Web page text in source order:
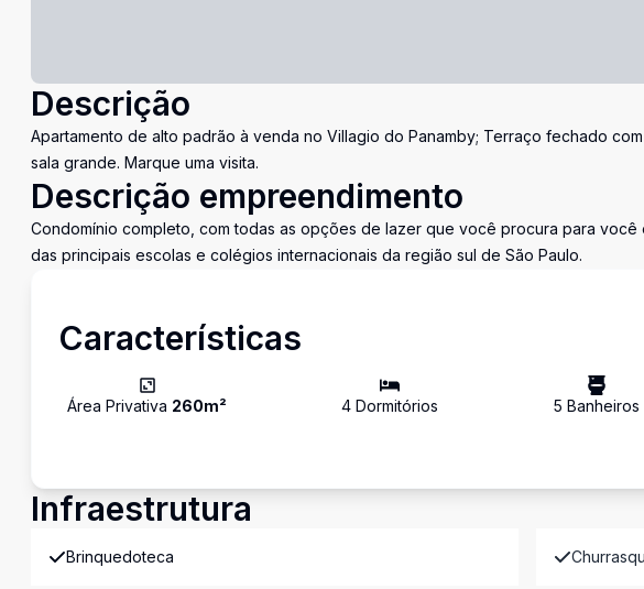
Descrição
Apartamento de alto padrão à venda no Villagio do Panamby; Terraço fechado
sala grande. Marque uma visita.
Descrição empreendimento
Condomínio completo, com todas as opções de lazer que você procura para você
das principais escolas e colégios internacionais da região sul de São Paulo.
Características
Área Privativa 260m² 4 Dormitórios 5 Banheiros
Infraestrutura
Brinquedoteca